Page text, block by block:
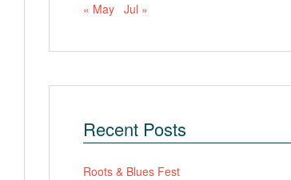
« May Jul »
Recent Posts
Roots & Blues Fest